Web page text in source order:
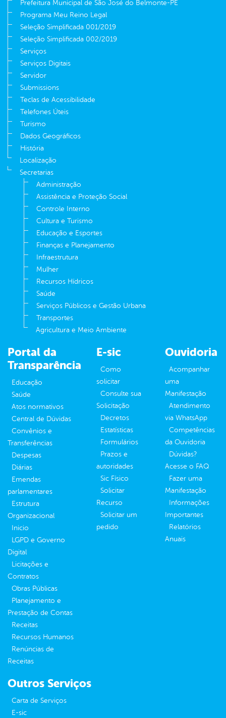
Prefeitura Municipal de São José do Belmonte-PE
Programa Meu Reino Legal
Seleção Simplificada 001/2019
Seleção Simplificada 002/2019
Serviços
Serviços Digitais
Servidor
Submissions
Teclas de Acessibilidade
Telefones Úteis
Turismo
Dados Geográficos
História
Localização
Secretarias
Administração
Assistência e Proteção Social
Controle Interno
Cultura e Turismo
Educação e Esportes
Finanças e Planejamento
Infraestrutura
Mulher
Recursos Hídricos
Saúde
Serviços Públicos e Gestão Urbana
Transportes
Agricultura e Meio Ambiente
Portal da
Transparência
Educação
Saúde
Atos normativos
Central de Dúvidas
Convênios e
Transferências
Despesas
Diárias
Emendas
parlamentares
Estrutura
Organizacional
Inicio
LGPD e Governo
Digital
Licitações e
Contratos
Obras Públicas
Planejamento e
Prestação de Contas
Receitas
Recursos Humanos
Renúncias de
Receitas
E-sic
Como
solicitar
Consulte sua
Solicitação
Decretos
Estatísticas
Formulários
Prazos e
autoridades
Sic Físico
Solicitar
Recurso
Solicitar um
pedido
Ouvidoria
Acompanhar
uma
Manifestação
Atendimento
via WhatsApp
Competências
da Ouvidoria
Dúvidas?
Acesse o FAQ
Fazer uma
Manifestação
Informações
Importantes
Relatórios
Anuais
Outros Serviços
Carta de Serviços
E-sic